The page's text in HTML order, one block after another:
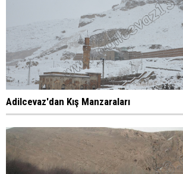
Adilcevaz'dan Kış Manzaraları